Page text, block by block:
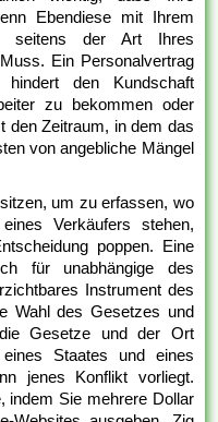
Ebendiese mit Ihrem
seitens der Art Ihres
Ein Personalvertrag
hindert den Kundschaft
zu bekommen oder
den Zeitraum, in dem das
von angebliche Mängel
um zu erfassen, wo
Verkäufers stehen,
poppen. Eine
für unabhängige des
Instrument des
Wahl des Gesetzes und
Gesetze und der Ort
Staates und eines
jenes Konflikt vorliegt.
indem Sie mehrere Dollar